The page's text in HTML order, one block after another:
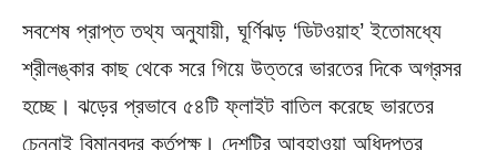
সবশেষ প্রাপ্ত তথ্য অনুযায়ী, ঘূর্ণিঝড় ‘ডিটওয়াহ’ ইতোমধ্যে
শ্রীলঙ্কার কাছ থেকে সরে গিয়ে উত্তরে ভারতের দিকে অগ্রসর
হচ্ছে। ঝড়ের প্রভাবে ৫৪টি ফ্লাইট বাতিল করেছে ভারতের
চেন্নাই বিমানবন্দর কর্তৃপক্ষ। দেশটির আবহাওয়া অধিদপ্তর